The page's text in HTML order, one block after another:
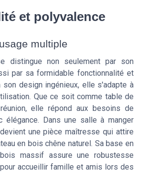
et polyvalence
multiple
distingue non seulement par son
par sa formidable fonctionnalité et
son design ingénieux, elle s'adapte à
Que ce soit comme table de
elle répond aux besoins de
élégance. Dans une salle à manger
une pièce maîtresse qui attire
en bois chêne naturel. Sa base en
massif assure une robustesse
accueillir famille et amis lors des